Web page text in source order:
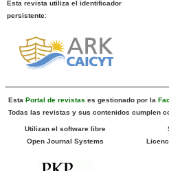
Esta revista utiliza el identificador
persistente:
Esta Portal de revistas es gestionado por la
Todas las revistas y sus contenidos cumplen
Utilizan el software libre
Open Journal Systems